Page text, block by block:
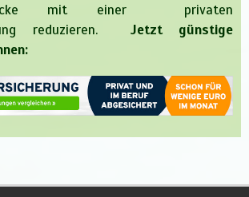
mit einer privaten
reduzieren.
Jetzt günstige